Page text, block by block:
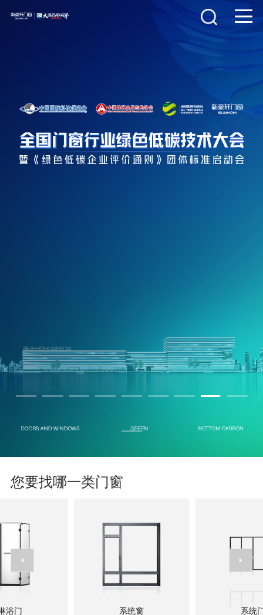
您要找哪一类门窗
浴门 系统窗 系统
系统门
了解详情
幕墙
了解详情